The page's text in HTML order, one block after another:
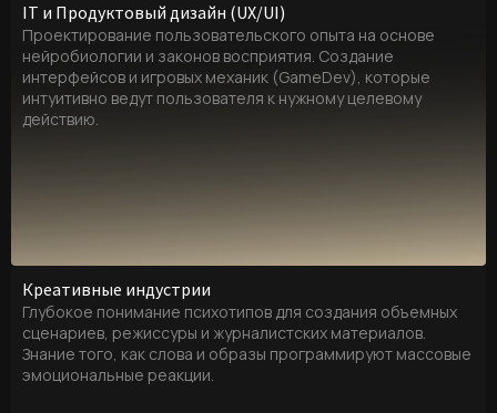
IT и Продуктовый дизайн (UX/UI)
Проектирование пользовательского опыта на основе
нейробиологии и законов восприятия. Создание
интерфейсов и игровых механик (GameDev), которые
интуитивно ведут пользователя к нужному целевому
действию.
Креативные индустрии
Глубокое понимание психотипов для создания объемных
сценариев, режиссуры и журналистских материалов.
Знание того, как слова и образы программируют массовые
эмоциональные реакции.